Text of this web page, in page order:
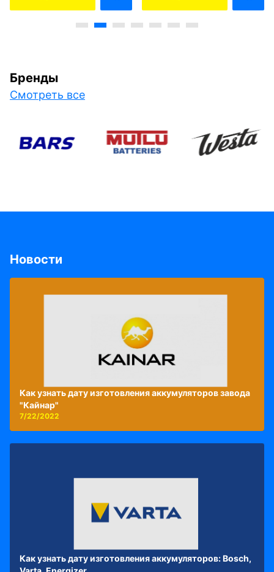
Бренды
Смотреть все
Новости
Как узнать дату изготовления аккумуляторов завода
"Кайнар"
7/22/2022
Как узнать дату изготовления аккумуляторов: Bosch,